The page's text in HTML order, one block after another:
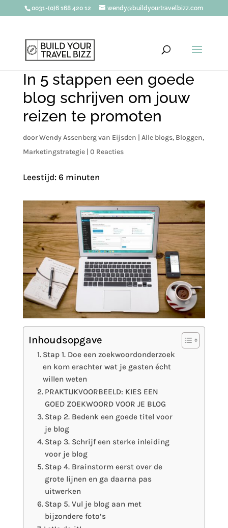
0031-(0)6 168 420 12 wendy@buildyourtravelbizz.com
In 5 stappen een goede
blog schrijven om jouw
reizen te promoten
doorWendy Assenberg van Eijsden | Alle blogs, Bloggen,
Marketingstrategie| 0 Reacties
Leestijd: 6 minuten
Inhoudsopgave
Stap 1. Doe een zoekwoordonderzoek
en kom erachter wat je gasten écht
willen weten
PRAKTIJKVOORBEELD: KIES EEN
GOED ZOEKWOORD VOOR JE BLOG
Stap 2. Bedenk een goede titel voor
je blog
Stap 3. Schrijf een sterke inleiding
voor je blog
Stap 4. Brainstorm eerst over de
grote lijnen en ga daarna pas
uitwerken
Stap 5. Vul je blog aan met
bijzondere foto’s